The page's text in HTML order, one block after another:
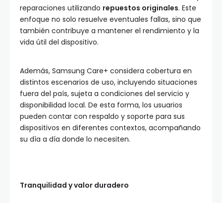
reparaciones utilizando repuestos originales. Este
enfoque no solo resuelve eventuales fallas, sino que
también contribuye a mantener el rendimiento y la
vida útil del dispositivo.
Además, Samsung Care+ considera cobertura en
distintos escenarios de uso, incluyendo situaciones
fuera del país, sujeta a condiciones del servicio y
disponibilidad local. De esta forma, los usuarios
pueden contar con respaldo y soporte para sus
dispositivos en diferentes contextos, acompañando
su día a día donde lo necesiten.
Tranquilidad y valor duradero